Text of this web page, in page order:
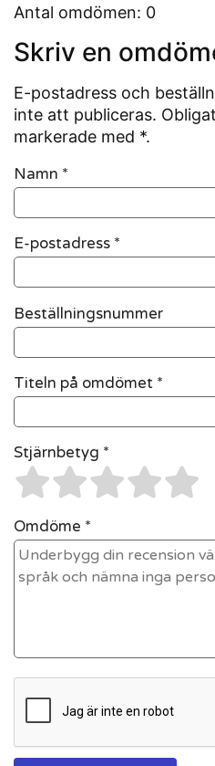
Antal omdömen: 0
Skriv en
E-postadress och
inte att publiceras.
markerade med *.
Namn *
E-postadress *
Beställningsnummer
Titeln på omdömet *
Stjärnbetyg *
Omdöme *